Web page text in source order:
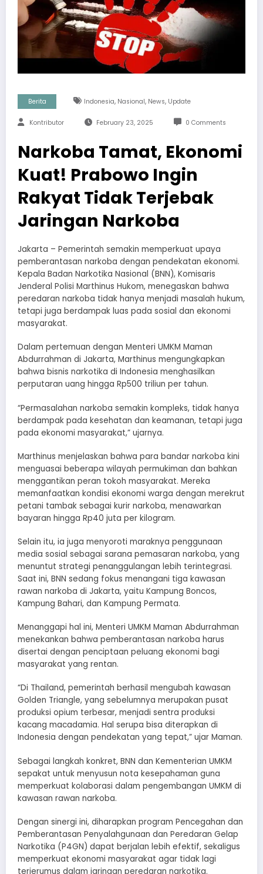
Berita Indonesia, Nasional, News, Update
Kontributor February 23, 2025 0 Comments
Narkoba Tamat, Ekonomi
Kuat! Prabowo Ingin
Rakyat Tidak Terjebak
Jaringan Narkoba
Jakarta – Pemerintah semakin memperkuat upaya
pemberantasan narkoba dengan pendekatan ekonomi.
Kepala Badan Narkotika Nasional (BNN), Komisaris
Jenderal Polisi Marthinus Hukom, menegaskan bahwa
peredaran narkoba tidak hanya menjadi masalah hukum,
tetapi juga berdampak luas pada sosial dan ekonomi
masyarakat.
Dalam pertemuan dengan Menteri UMKM Maman
Abdurrahman di Jakarta, Marthinus mengungkapkan
bahwa bisnis narkotika di Indonesia menghasilkan
perputaran uang hingga Rp500 triliun per tahun.
“Permasalahan narkoba semakin kompleks, tidak hanya
berdampak pada kesehatan dan keamanan, tetapi juga
pada ekonomi masyarakat,” ujarnya.
Marthinus menjelaskan bahwa para bandar narkoba kini
menguasai beberapa wilayah permukiman dan bahkan
menggantikan peran tokoh masyarakat. Mereka
memanfaatkan kondisi ekonomi warga dengan merekrut
petani tambak sebagai kurir narkoba, menawarkan
bayaran hingga Rp40 juta per kilogram.
Selain itu, ia juga menyoroti maraknya penggunaan
media sosial sebagai sarana pemasaran narkoba, yang
menuntut strategi penanggulangan lebih terintegrasi.
Saat ini, BNN sedang fokus menangani tiga kawasan
rawan narkoba di Jakarta, yaitu Kampung Boncos,
Kampung Bahari, dan Kampung Permata.
Menanggapi hal ini, Menteri UMKM Maman Abdurrahman
menekankan bahwa pemberantasan narkoba harus
disertai dengan penciptaan peluang ekonomi bagi
masyarakat yang rentan.
“Di Thailand, pemerintah berhasil mengubah kawasan
Golden Triangle, yang sebelumnya merupakan pusat
produksi opium terbesar, menjadi sentra produksi
kacang macadamia. Hal serupa bisa diterapkan di
Indonesia dengan pendekatan yang tepat,” ujar Maman.
Sebagai langkah konkret, BNN dan Kementerian UMKM
sepakat untuk menyusun nota kesepahaman guna
memperkuat kolaborasi dalam pengembangan UMKM di
kawasan rawan narkoba.
Dengan sinergi ini, diharapkan program Pencegahan dan
Pemberantasan Penyalahgunaan dan Peredaran Gelap
Narkotika (P4GN) dapat berjalan lebih efektif, sekaligus
memperkuat ekonomi masyarakat agar tidak lagi
terjerumus dalam jaringan peredaran narkotika.